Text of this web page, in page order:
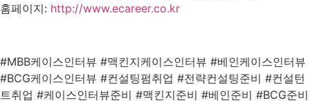
홈페이지: http://www.ecareer.co.kr
#MBB케이스인터뷰 #맥킨지케이스인터뷰 #베인케이스인터뷰
#BCG케이스인터뷰 #컨설팅펌취업 #전략컨설팅준비 #컨설턴
트취업 #케이스인터뷰준비 #맥킨지준비 #베인준비 #BCG준비